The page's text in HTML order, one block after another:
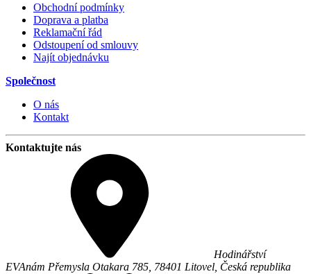
Obchodní podmínky
Doprava a platba
Reklamační řád
Odstoupení od smlouvy
Najít objednávku
Společnost
O nás
Kontakt
Kontaktujte nás
Hodinářství
EVAnám Přemysla Otakara 785, 78401 Litovel Česká republika